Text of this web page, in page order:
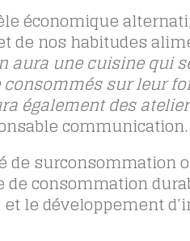
économique
de nos habitudes
aura une cuisine qui
sur leur
également des
communication.
de surconsommation
de consommation
le développement